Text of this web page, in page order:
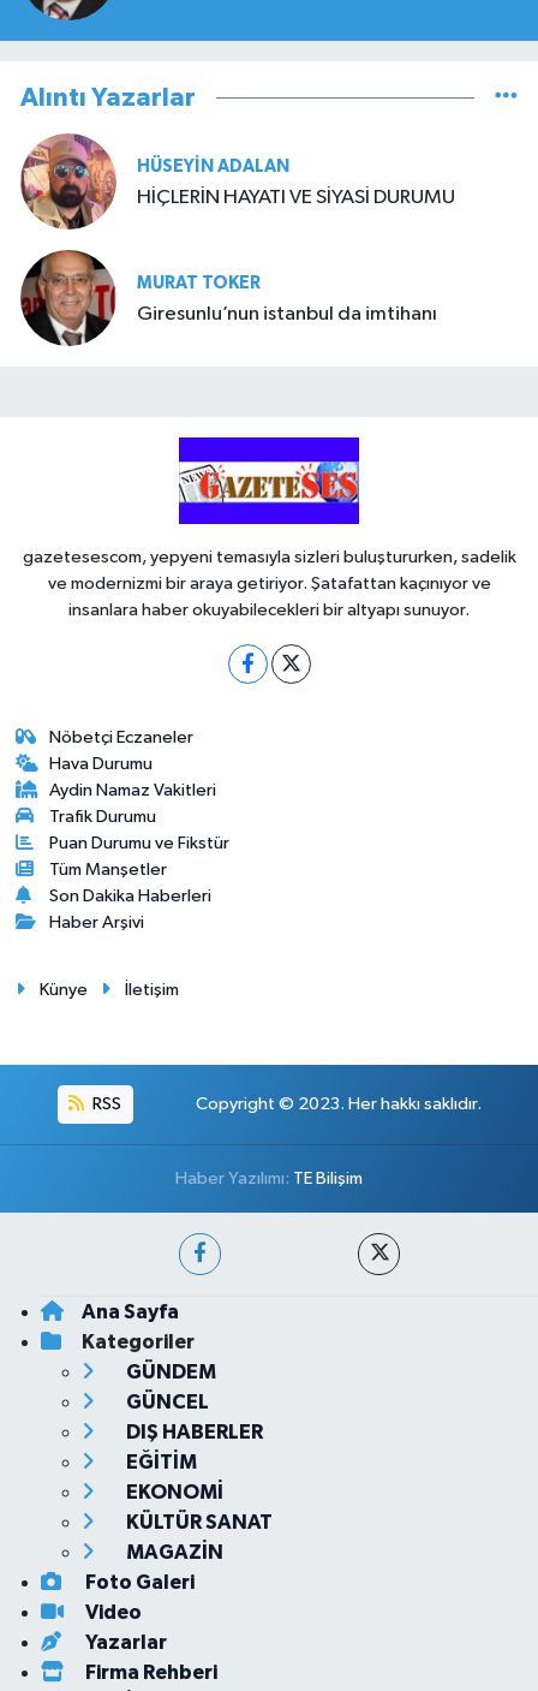
Alıntı Yazarlar
HÜSEYIN ADALAN
HİÇLERİN HAYATI VE SİYASİ DURUMU
MURAT TOKER
Giresunlu’nun istanbul da imtihanı
gazetesescom, yepyeni temasıyla sizleri buluştururken, sadelik
ve modernizmi bir araya getiriyor. Şatafattan kaçınıyor ve
insanlara haber okuyabilecekleri bir altyapı sunuyor.
Nöbetçi Eczaneler
Hava Durumu
Aydin Namaz Vakitleri
Trafik Durumu
Puan Durumu ve Fikstür
Tüm Manşetler
Son Dakika Haberleri
Haber Arşivi
Künye İletişim
RSS Copyright © 2023. Her hakkı saklıdır.
Haber Yazılımı: TE Bilişim
Ana Sayfa
Kategoriler
GÜNDEM
GÜNCEL
DIŞ HABERLER
EĞİTİM
EKONOMİ
KÜLTÜR SANAT
MAGAZİN
Foto Galeri
Video
Yazarlar
Firma Rehberi